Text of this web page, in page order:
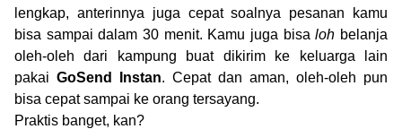
lengkap, anterinnya juga cepat soalnya pesanan kamu
bisa sampai dalam 30 menit. Kamu juga bisaloh belanja
oleh-oleh dari kampung buat dikirim ke keluarga lain
pakai GoSend Instan. Cepat dan aman, oleh-oleh pun
bisa cepat sampai ke orang tersayang.
Praktis banget, kan?